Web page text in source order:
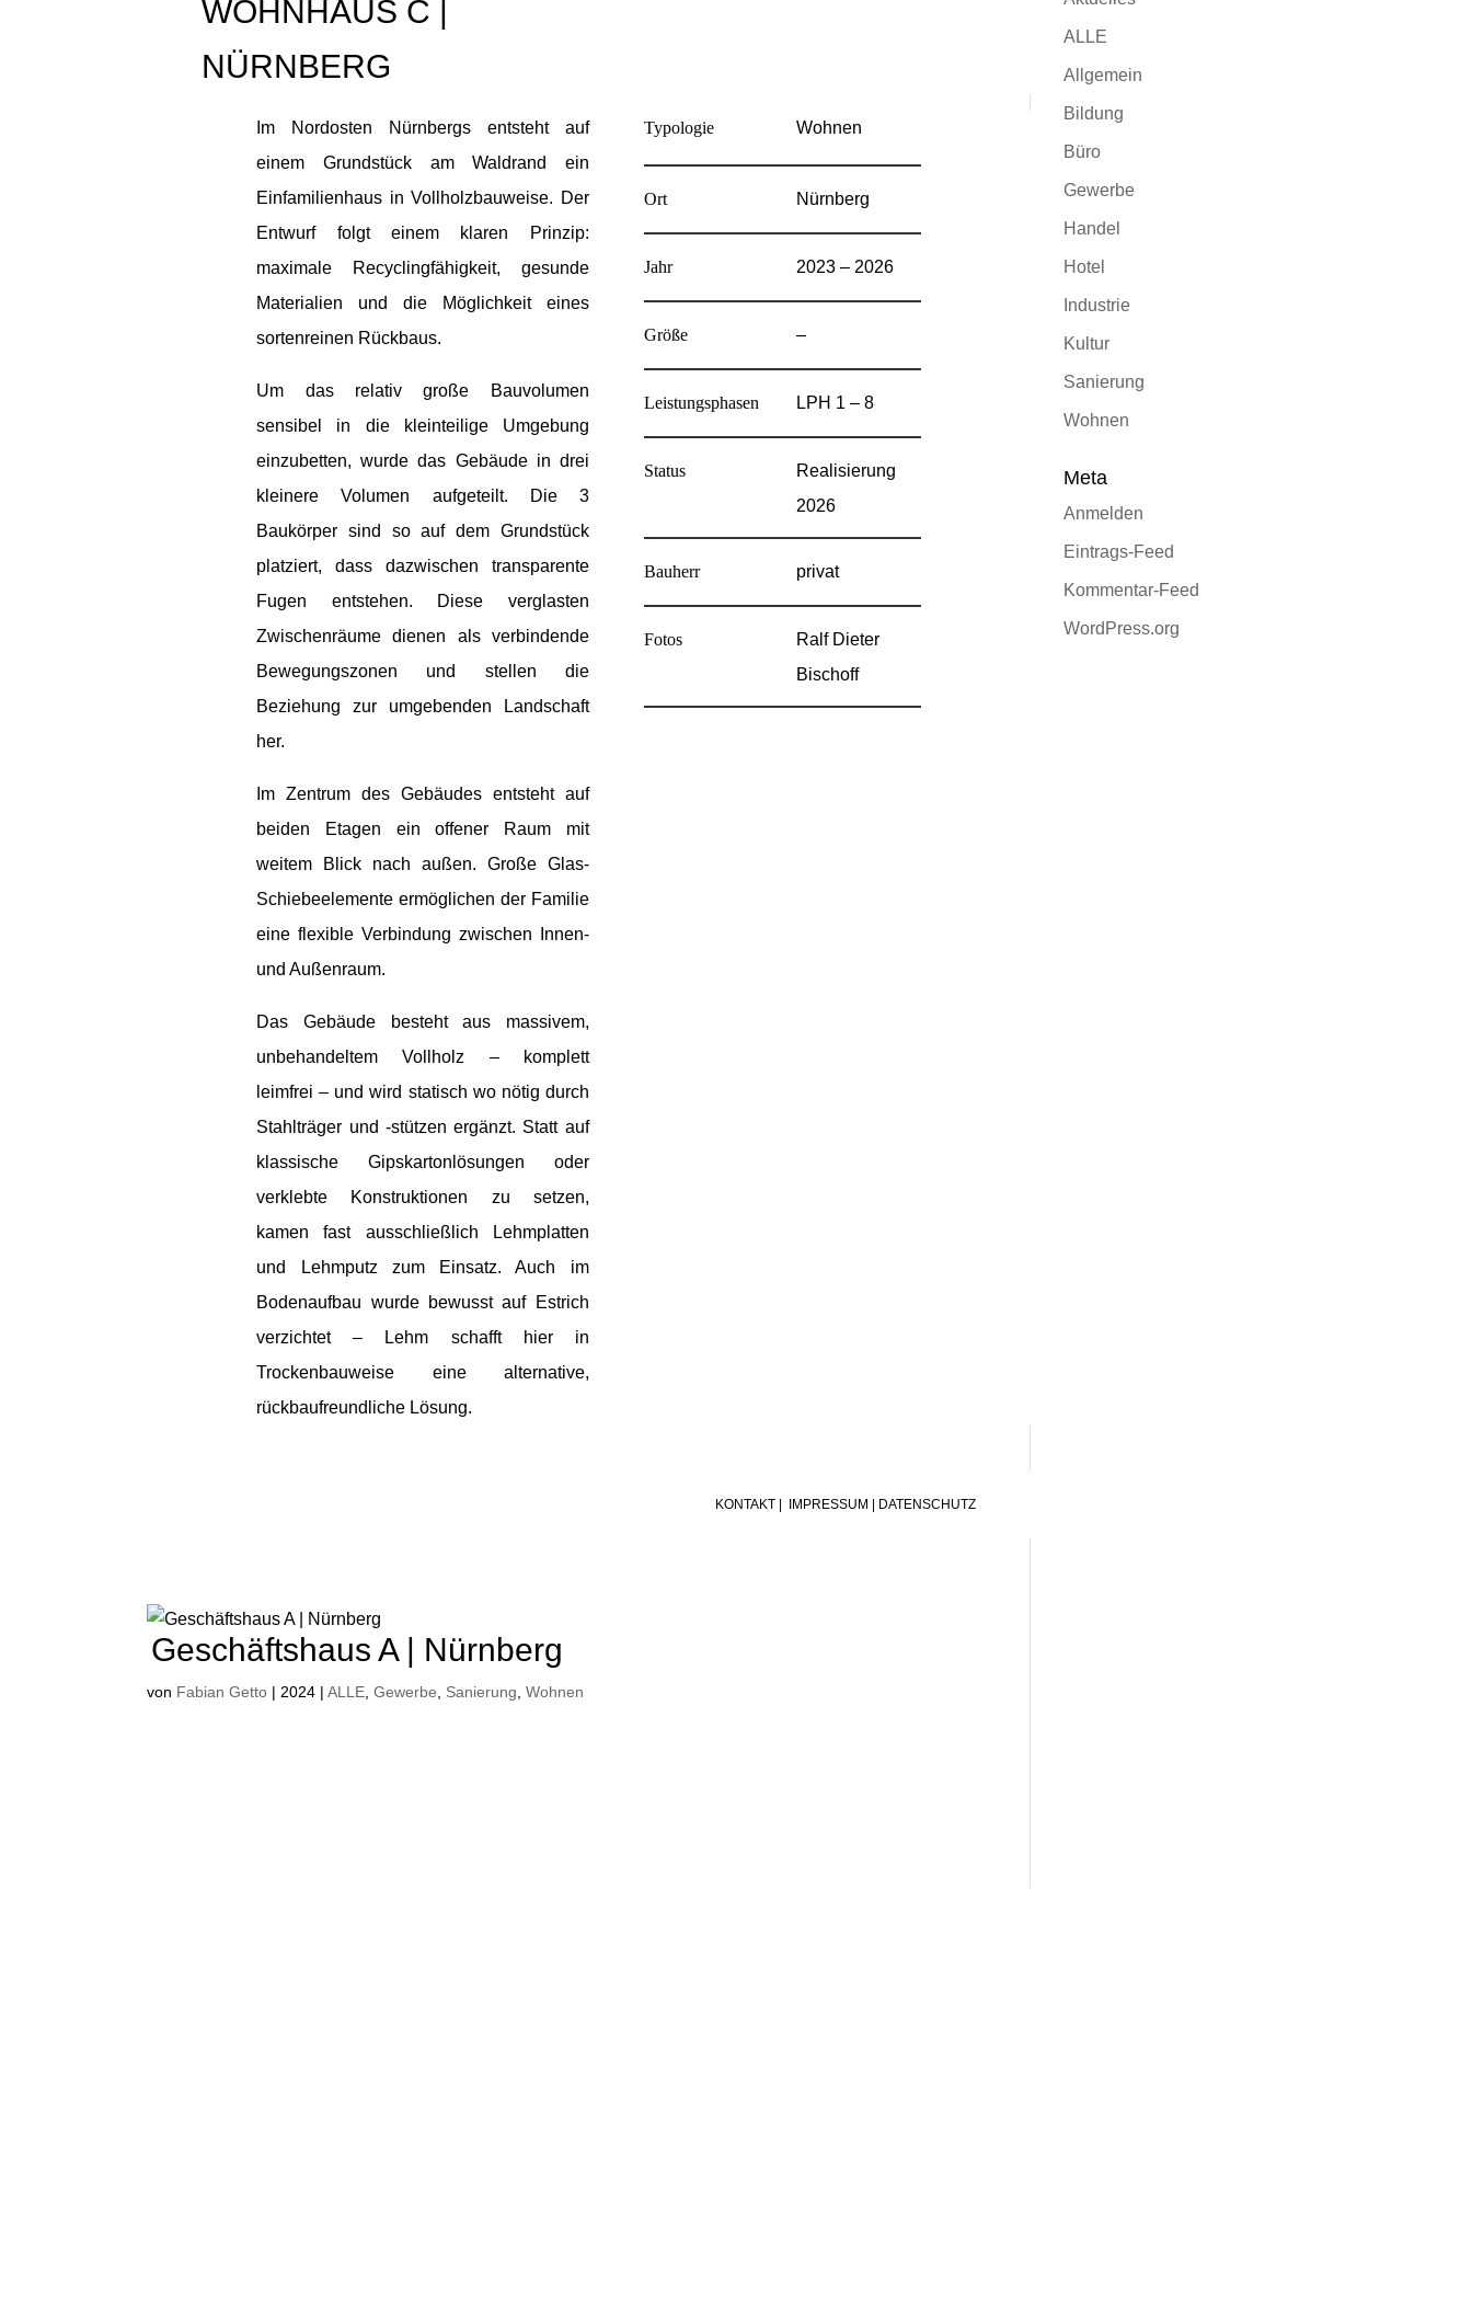
WOHNHAUS C |
NÜRNBERG
Im Nordosten Nürnbergs entsteht auf
einem Grundstück am Waldrand ein
Einfamilienhaus in Vollholzbauweise. Der
Entwurf folgt einem klaren Prinzip:
maximale Recyclingfähigkeit, gesunde
Materialien und die Möglichkeit eines
sortenreinen Rückbaus.
Um das relativ große Bauvolumen
sensibel in die kleinteilige Umgebung
einzubetten, wurde das Gebäude in drei
kleinere Volumen aufgeteilt. Die 3
Baukörper sind so auf dem Grundstück
platziert, dass dazwischen transparente
Fugen entstehen. Diese verglasten
Zwischenräume dienen als verbindende
Bewegungszonen und stellen die
Beziehung zur umgebenden Landschaft
her.
Im Zentrum des Gebäudes entsteht auf
beiden Etagen ein offener Raum mit
weitem Blick nach außen. Große Glas-
Schiebeelemente ermöglichen der Familie
eine flexible Verbindung zwischen Innen-
und Außenraum.
Das Gebäude besteht aus massivem,
unbehandeltem Vollholz – komplett
leimfrei – und wird statisch wo nötig durch
Stahlträger und -stützen ergänzt. Statt auf
klassische Gipskartonlösungen oder
verklebte Konstruktionen zu setzen,
kamen fast ausschließlich Lehmplatten
und Lehmputz zum Einsatz. Auch im
Bodenaufbau wurde bewusst auf Estrich
verzichtet – Lehm schafft hier in
Trockenbauweise eine alternative,
rückbaufreundliche Lösung.
Typologie Wohnen
Ort Nürnberg
Jahr 2023 – 2026
Größe –
Leistungsphasen LPH 1 – 8
Status
Realisierung
2026
Bauherr privat
Fotos
Ralf Dieter
Bischoff
KONTAKT| IMPRESSUM DATENSCHUTZ
Geschäftshaus A | Nürnberg
von Fabian Getto | 2024 |ALLE ,Gewerbe Sanierung ,Wohnen
ALLE
Allgemein
Bildung
Büro
Gewerbe
Handel
Hotel
Industrie
Kultur
Sanierung
Wohnen
Meta
Anmelden
Eintrags-Feed
Kommentar-Feed
WordPress.org